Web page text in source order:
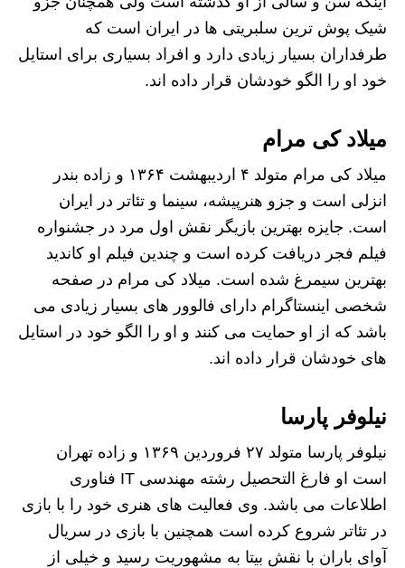
شیک پوش ترین سلبریتی ها در ایران است که
طرفداران بسیار زیادی دارد و افراد بسیاری برای استایل
خود او را الگو خودشان قرار داده ‌اند.
میلاد کی مرام
میلاد کی مرام متولد ۴ اردیبهشت ۱۳۶۴ و زاده بندر
انزلی است و جزو هنرپیشه، سینما و تئاتر در ایران
است. جایزه بهترین بازیگر نقش اول مرد در جشنواره
فیلم فجر دریافت کرده است و چندین فیلم او کاندید
بهترین سیمرغ شده است. میلاد کی مرام در صفحه
شخصی اینستاگرام دارای فالوور های بسیار زیادی می
باشد که از او حمایت می‌ کنند و او را الگو خود در استایل
‌های خودشان قرار داده ‌اند.
نیلوفر پارسا
نیلوفر پارسا متولد ۲۷ فروردین ۱۳۶۹ و زاده تهران
است او فارغ التحصیل رشته مهندسی IT فناوری
اطلاعات می باشد. وی فعالیت‌ های هنری خود را با بازی
در تئاتر شروع کرده است همچنین با بازی در سریال
آوای باران با نقش بیتا به مشهوریت رسید و خیلی از